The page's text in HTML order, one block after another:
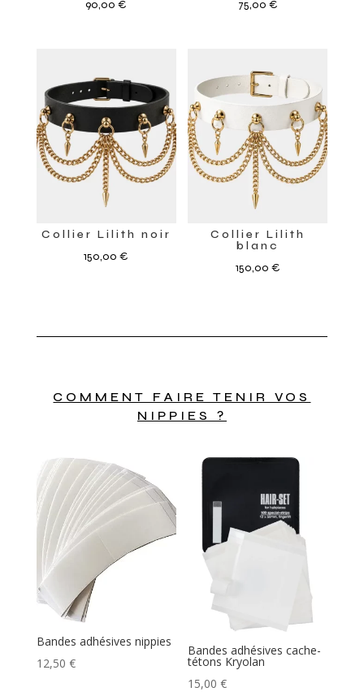
90,00€
75,00 €
Collier Lilith noir
150,00€
Collier Lilith
blanc
150,00 €
COMMENT FAIRE TENIR VOS
NIPPIES ?
Bandes adhésives nippies
12,50 €
Bandes adhésives cache-
tétons Kryolan
15,00€